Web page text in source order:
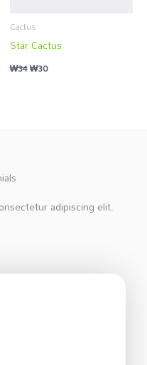
Cactus
Star Cactus
₩34₩30
adipiscing elit.